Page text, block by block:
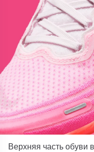
Верхняя часть обуви